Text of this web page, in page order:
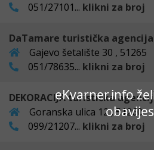
eKvarner.info
051/27101... klikni za broj
DaTamare turistička agencija
Gajevo šetalište 30 ,
051/78635... klikni za broj
DEKORACIJA turistička
Goranska ulica 12 , 51260
099/21207... klikni za broj